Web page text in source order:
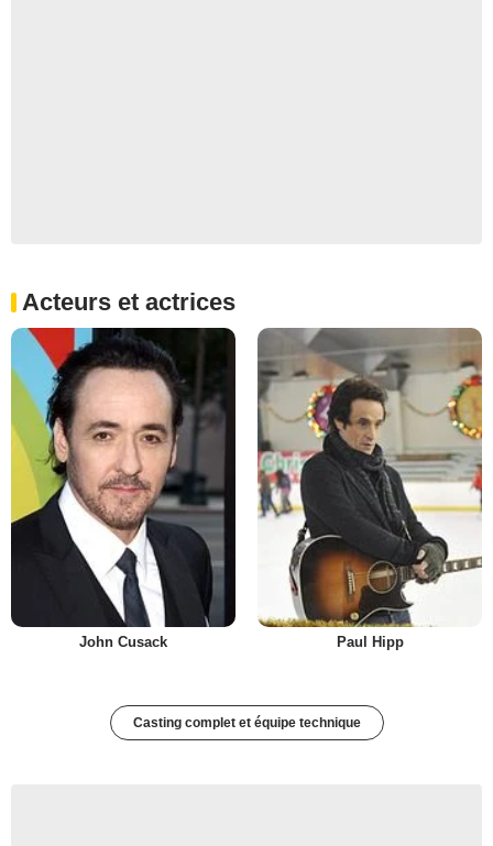
Acteurs et actrices
John Cusack Paul Hipp
Casting complet et équipe technique